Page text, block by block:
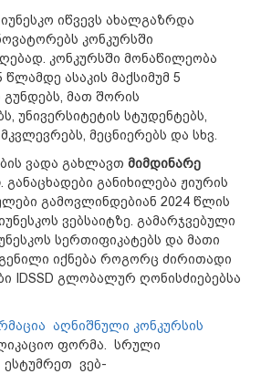
იწვევს ახალგაზრდა
კონკურსში
კონკურსში მონაწილეობა
ასაკის მაქსიმუმ 5
მათ შორის
უნივერსიტეტის სტუდენტებს,
მეცნიერებს და სხვ.
ვადა გახლავთ მიმდინარე
. განაცხადები განიხილება ჟიურის
გამოვლინდებიან 2024 წლის
ვებსაიტზე. გამარჯვებული
სერთიფიკატებს და მათი
იქნება როგორც ძირითადი
IDSSD გლობალურ ღონისძიებებსა
აღნიშნული კონკურსის
ფორმა. სრული
ვებ-